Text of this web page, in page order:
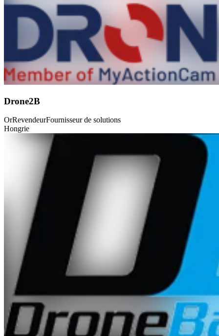
Drone2B
OrRevendeurFournisseur de solutions
Hongrie